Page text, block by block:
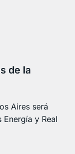
de la
Aires será
y Real